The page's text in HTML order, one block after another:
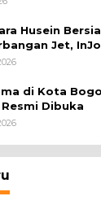
Husein
Jet,
Optimalisasi
di Kota
Dibuka